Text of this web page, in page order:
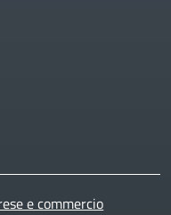
e commercio